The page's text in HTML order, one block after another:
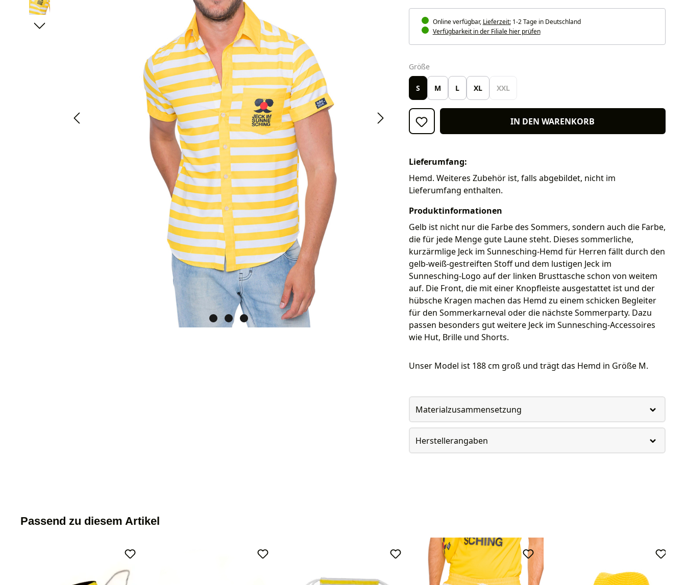
Online verfügbar, Lieferzeit:1-2 Tage in Deutschland
Verfügbarkeit in der Filiale hier prüfen
Größeauswählen
S M L XL XXL
IN DEN WARENKORB
Lieferumfang:
Hemd. Weiteres Zubehör ist, falls abgebildet, nicht im
Lieferumfang enthalten.
Produktinformationen
Gelb ist nicht nur die Farbe des Sommers, sondern auch die Farbe,
die für jede Menge gute Laune steht. Dieses sommerliche,
kurzärmlige Jeck im Sunnesching-Hemd für Herren fällt durch den
gelb-weiß-gestreiften Stoff und dem lustigen Jeck im
Sunnesching-Logo auf der linken Brusttasche schon von weitem
auf. Die Front, die mit einer Knopfleiste ausgestattet ist und der
hübsche Kragen machen das Hemd zu einem schicken Begleiter
für den Sommerkarneval oder die nächste Sommerparty. Dazu
passen besonders gut weitere Jeck im Sunnesching-Accessoires
wie Hut, Brille und Shorts.
Unser Model ist 188 cm groß und trägt das Hemd in Größe M.
Materialzusammensetzung
Herstellerangaben
Passend zu diesem Artikel